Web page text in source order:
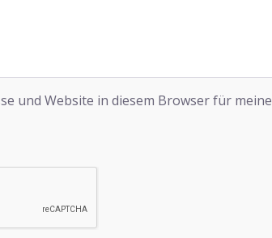
und Website in diesem Browser für